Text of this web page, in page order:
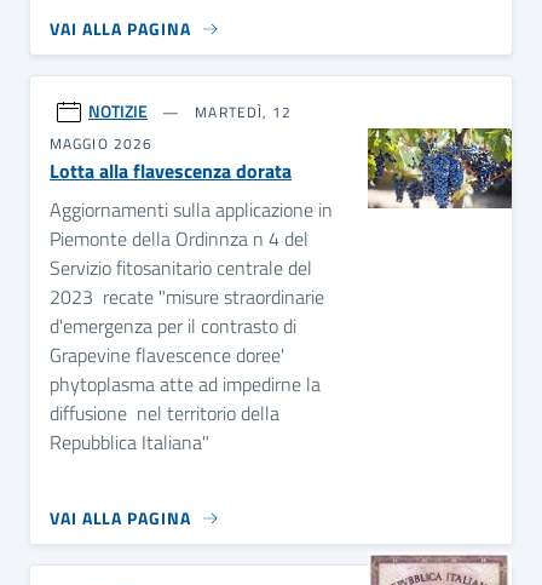
VAI ALLA PAGINA
NOTIZIE
MARTEDÌ, 12
MAGGIO 2026
Lotta alla flavescenza dorata
Aggiornamenti sulla applicazione in
Piemonte della Ordinnza n 4 del
Servizio fitosanitario centrale del
2023 recate "misure straordinarie
d'emergenza per il contrasto di
Grapevine flavescence doree'
phytoplasma atte ad impedirne la
diffusione nel territorio della
Repubblica Italiana"
VAI ALLA PAGINA